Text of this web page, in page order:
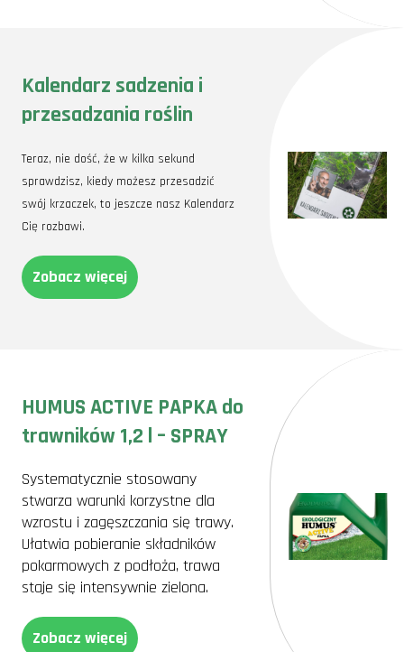
Kalendarz sadzenia i
przesadzania roślin
Teraz, nie dość, że w kilka sekund
sprawdzisz, kiedy możesz przesadzić
swój krzaczek, to jeszcze nasz Kalendarz
Cię rozbawi.
Zobacz więcej
HUMUS ACTIVE PAPKA do
trawników 1,2 l – SPRAY
Systematycznie stosowany
stwarza warunki korzystne dla
wzrostu i zagęszczania się trawy.
Ułatwia pobieranie składników
pokarmowych z podłoża, trawa
staje się intensywnie zielona.
Zobacz więcej